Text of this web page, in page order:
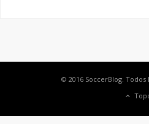
© 2016 SoccerBlog. Todos